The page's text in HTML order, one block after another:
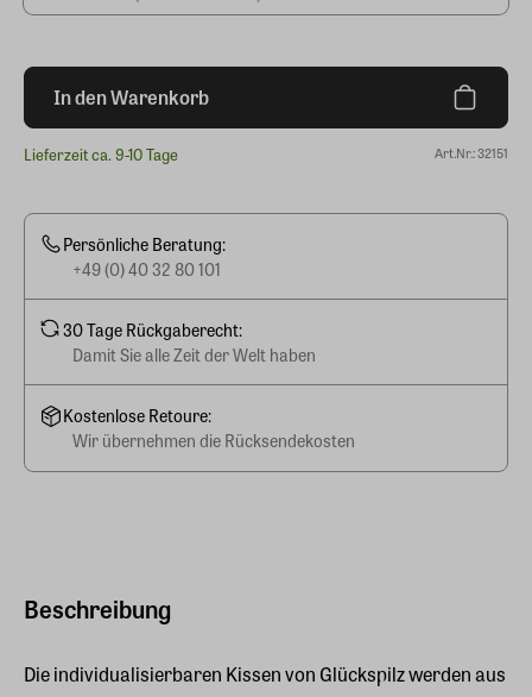
Beschreibung
Die individualisierbaren Kissen von Glückspilz werden aus
In den Warenkorb
Lieferzeit ca. 9-10 Tage Art.Nr.: 32151
Persönliche Beratung:
+49 (0) 40 32 80 101
30 Tage Rückgaberecht:
Damit Sie alle Zeit der Welt haben
Kostenlose Retoure:
Wir übernehmen die Rücksendekosten